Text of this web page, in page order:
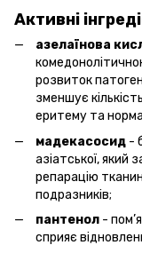
Активні
азелаїнова
розвиток
зменшує
еритему та
мадекасосид -
азіатської,
репарацію тканин
подразників;
пантенол -
сприяє